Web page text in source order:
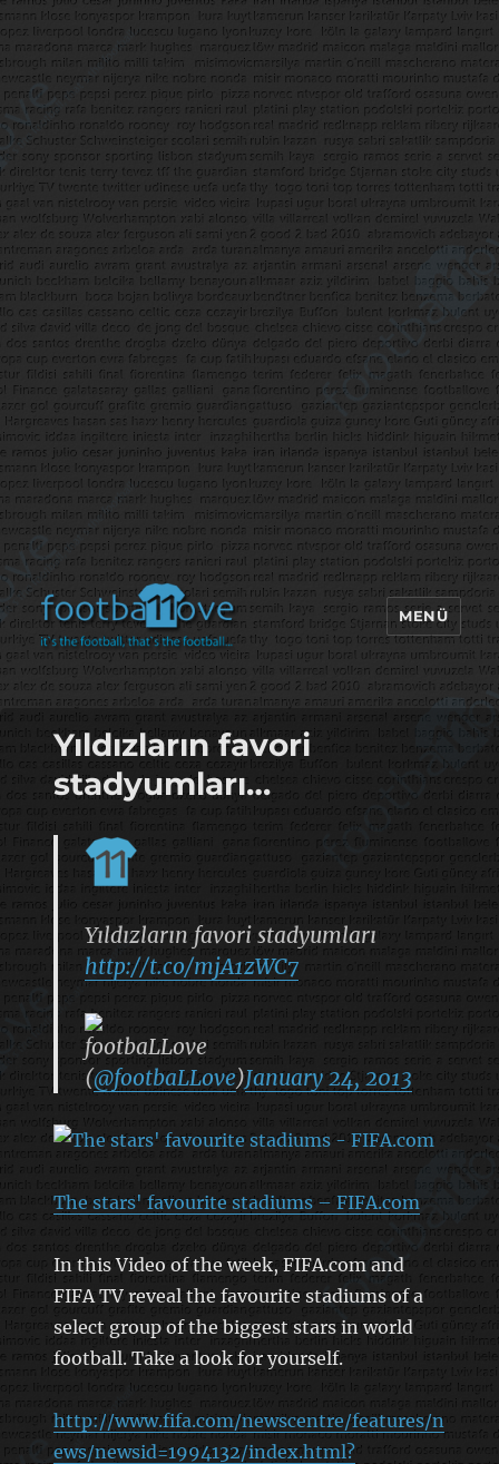
footbaLLove
MENÜ
Yıldızların favori
stadyumları…
Yıldızların favori stadyumları
http://t.co/mjA1zWC7
footbaLLove
(@footbaLLove)January 24, 2013
The stars' favourite stadiums – FIFA.com
In this Video of the week, FIFA.com and
FIFA TV reveal the favourite stadiums of a
select group of the biggest stars in world
football. Take a look for yourself.
http://www.fifa.com/newscentre/features/n
ews/newsid=1994132/index.html?